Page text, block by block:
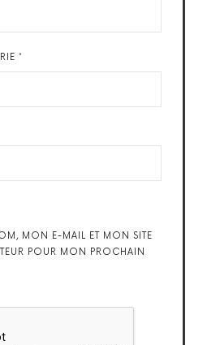
*
MON E-MAIL ET MON SITE
POUR MON PROCHAIN